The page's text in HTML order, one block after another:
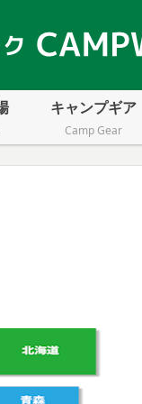
キャンプギア
Camp Gear